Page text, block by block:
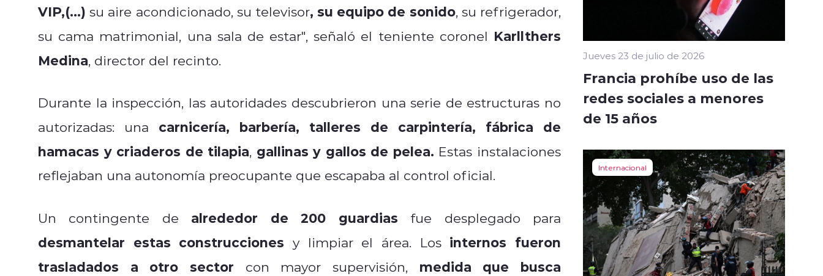
VIP,(...) su aire acondicionado, su televisor, su equipo de sonido, su refrigerador,
su cama matrimonial, una sala de estar", señaló el teniente coronel Karllthers
Medina, director del recinto.
Durante la inspección, las autoridades descubrieron una serie de estructuras no
autorizadas: una carnicería, barbería, talleres de carpintería, fábrica de
hamacas y criaderos de tilapia, gallinas y gallos de pelea. Estas instalaciones
reflejaban una autonomía preocupante que escapaba al control oficial.
Un contingente de alrededor de 200 guardias fue desplegado para
desmantelar estas construcciones y limpiar el área. Los internos fueron
trasladados a otro sector con mayor supervisión, medida que busca
Jueves 23 de julio de 2026
Francia prohíbe uso de las
redes sociales a menores
de 15 años
Internacional